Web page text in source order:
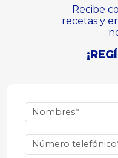
Recibe
recetas y